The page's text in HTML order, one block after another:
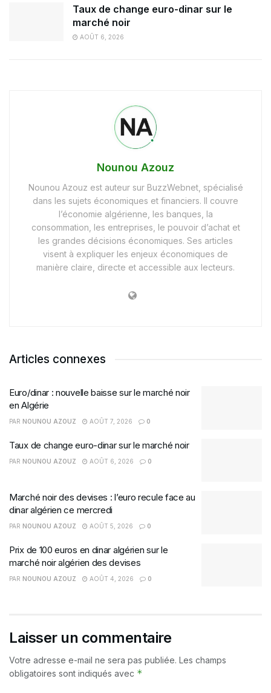
Taux de change euro-dinar sur le
marché noir
AOÛT 6, 2026
Nounou Azouz
Nounou Azouz est auteur sur BuzzWebnet, spécialisé
dans les sujets économiques et financiers. Il couvre
l’économie algérienne, les banques, la
consommation, les entreprises, le pouvoir d’achat et
les grandes décisions économiques. Ses articles
visent à expliquer les enjeux économiques de
manière claire, directe et accessible aux lecteurs.
Articles connexes
Euro/dinar : nouvelle baisse sur le marché noir
en Algérie
PAR NOUNOU AZOUZ AOÛT 7, 2026 0
Taux de change euro-dinar sur le marché noir
PAR NOUNOU AZOUZ AOÛT 6, 2026 0
Marché noir des devises : l’euro recule face au
dinar algérien ce mercredi
PAR NOUNOU AZOUZ AOÛT 5, 2026 0
Prix de 100 euros en dinar algérien sur le
marché noir algérien des devises
PAR NOUNOU AZOUZ AOÛT 4, 2026 0
Laisser un commentaire
Votre adresse e-mail ne sera pas publiée. Les champs
obligatoires sont indiqués avec *